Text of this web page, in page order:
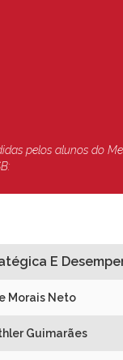
pelos alunos do
E
Morais Neto
Guimarães